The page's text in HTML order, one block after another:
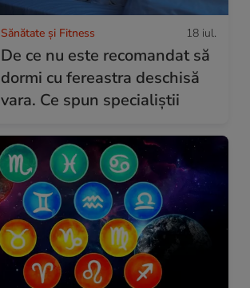
Sănătate și Fitness 18 iul.
De ce nu este recomandat să
dormi cu fereastra deschisă
vara. Ce spun specialiștii